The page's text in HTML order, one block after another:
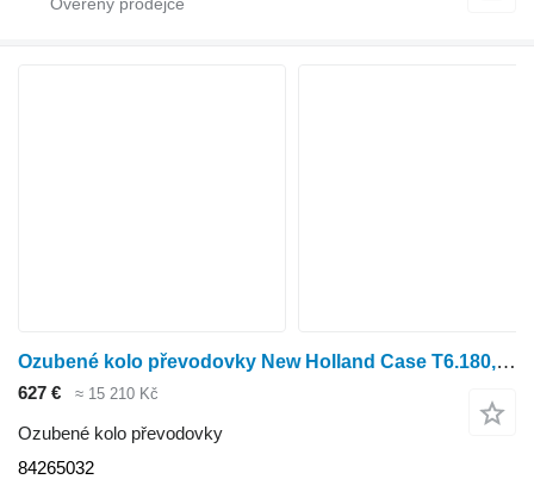
Ozubené kolo převodovky New Holland Case T6.180, T6, T7, Maxxum, Puma Ser Pto Shaft Gear 53t 8426503 84265032
627 € ≈ 15 210 Kč
Ozubené kolo převodovky
84265032